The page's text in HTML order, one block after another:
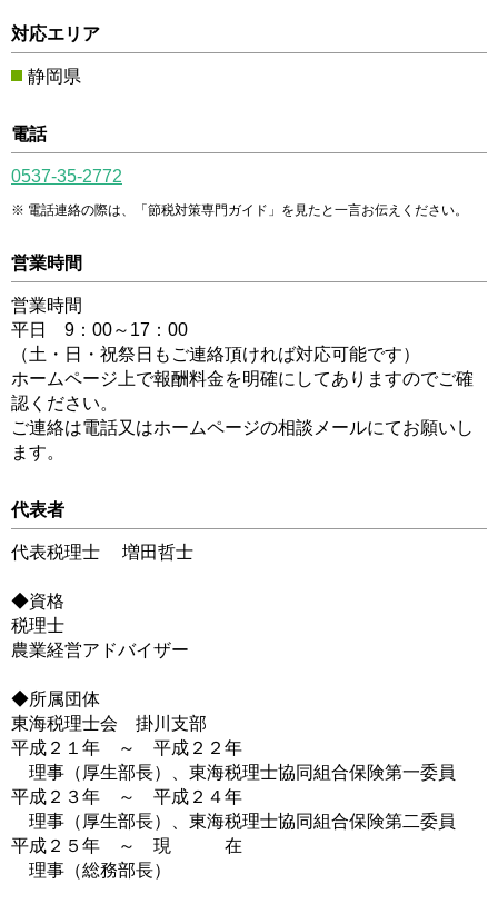
対応エリア
静岡県
電話
0537-35-2772
電話連絡の際は、「節税対策専門ガイド」を見たと一言お伝えください。
営業時間
営業時間
平日 9：00～17：00
（土・日・祝祭日もご連絡頂ければ対応可能です）
ホームページ上で報酬料金を明確にしてありますのでご確
認ください。
ご連絡は電話又はホームページの相談メールにてお願いし
ます。
代表者
代表税理士 増田哲士
◆資格
税理士
農業経営アドバイザー
◆所属団体
東海税理士会 掛川支部
平成２１年 ～ 平成２２年
理事（厚生部長）、東海税理士協同組合保険第一委員
平成２３年 ～ 平成２４年
理事（厚生部長）、東海税理士協同組合保険第二委員
平成２５年 ～ 現 在
理事（総務部長）